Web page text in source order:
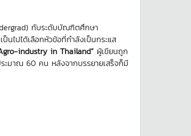
กับระดับบัณฑิตศึกษา
นไปได้เลือกหัวข้อที่กำลังเป็นกระแส
industry in Thailand” ผู้เขียนถูก
ะมาณ 60 คน หลังจากบรรยายเสร็จก็มี